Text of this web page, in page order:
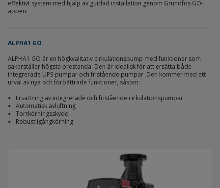
effektivt system med hjälp av guidad installation genom Grundfos GO-
appen.
ALPHA1 GO
ALPHA1 GO är en högkvalitativ cirkulationspump med funktioner som
säkerställer högsta prestanda. Den är idealisk för att ersätta både
integrerade UPS-pumpar och fristående pumpar. Den kommer med ett
urval av nya och förbättrade funktioner, såsom:
Ersättning av integrerade och fristående cirkulationspumpar
Automatisk avluftning
Torrkörningsskydd
Robust igångkörning